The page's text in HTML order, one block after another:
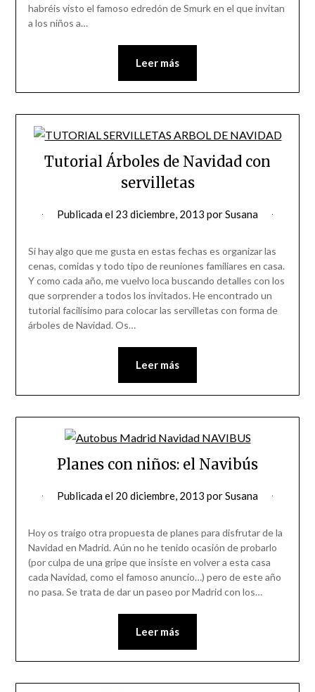
habréis visto el famoso edredón de Smurk en el que invitan
a los niños a…
Leer más
Tutorial Árboles de Navidad con
servilletas
Publicada el 23 diciembre, 2013 porSusana
Si hay algo que me gusta en estas fechas es organizar las
cenas, comidas y todo tipo de reuniones familiares en casa.
Y como cada año, me vuelvo loca buscando detalles con los
que sorprender a todos los invitados. He encontrado un
tutorial facilísimo para colocar las servilletas con forma de
árboles de Navidad. Os…
Leer más
Planes con niños: el Navibús
Publicada el 20 diciembre, 2013 porSusana
Hoy os traigo otra propuesta de planes para disfrutar de la
Navidad en Madrid. Aún no he tenido ocasión de probarlo
(por culpa de una gripe que insiste en volver a esta casa
cada Navidad, como el famoso anuncio…) pero de este año
no pasa. Se trata de dar un paseo por Madrid con los…
Leer más